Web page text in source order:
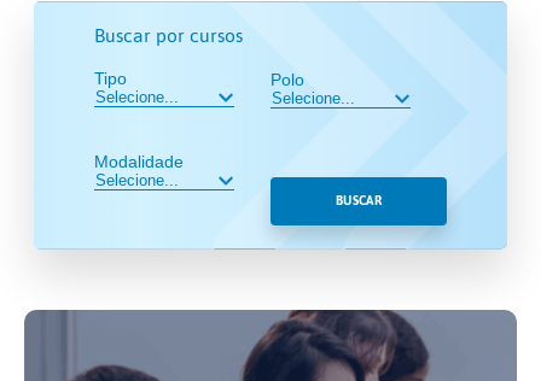
Buscar por cursos
Tipo
Modalidade
Polo
BUSCAR